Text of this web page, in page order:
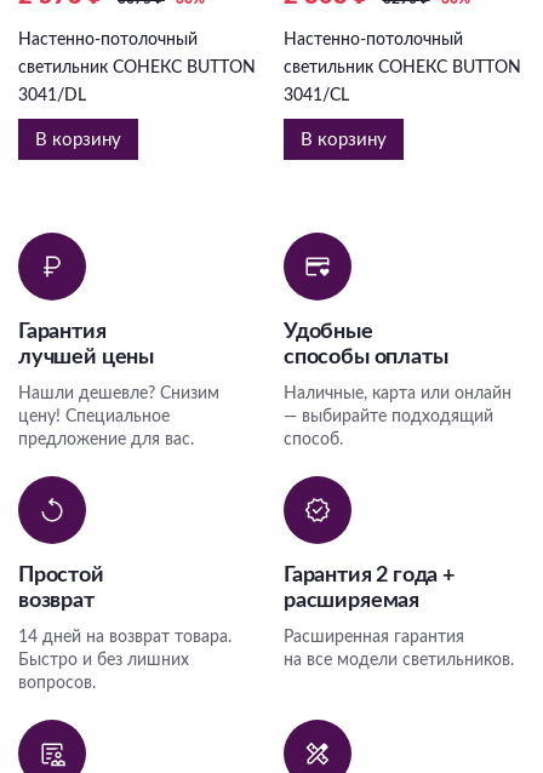
Настенно-потолочный
светильник СОНЕКС BUTTON
3041/DL
В корзину
Настенно-потолочный
светильник СОНЕКС BUTTON
3041/CL
В корзину
Гарантия
лучшей цены
Нашли дешевле? Снизим
цену! Специальное
предложение для вас.
Удобные
способы оплаты
Наличные, карта или онлайн
— выбирайте подходящий
способ.
Простой
возврат
14 дней на возврат товара.
Быстро и без лишних
вопросов.
Гарантия 2 года +
расширяемая
Расширенная гарантия
на все модели светильников.